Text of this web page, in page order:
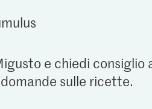
e chiedi consiglio
sulle ricette.